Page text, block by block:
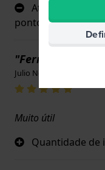
Até à data,
pontos negativos
"Ferramentas"
Julio Nobre · 17 de junho
Muito útil
Quantidade de